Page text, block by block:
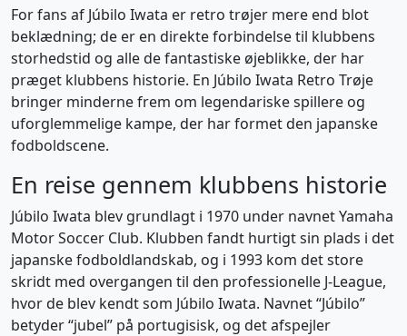
For fans af Júbilo Iwata er retro trøjer mere end blot
beklædning; de er en direkte forbindelse til klubbens
storhedstid og alle de fantastiske øjeblikke, der har
præget klubbens historie. En Júbilo Iwata Retro Trøje
bringer minderne frem om legendariske spillere og
uforglemmelige kampe, der har formet den japanske
fodboldscene.
En reise gennem klubbens historie
Júbilo Iwata blev grundlagt i 1970 under navnet Yamaha
Motor Soccer Club. Klubben fandt hurtigt sin plads i det
japanske fodboldlandskab, og i 1993 kom det store
skridt med overgangen til den professionelle J-League,
hvor de blev kendt som Júbilo Iwata. Navnet “Júbilo”
betyder “jubel” på portugisisk, og det afspejler